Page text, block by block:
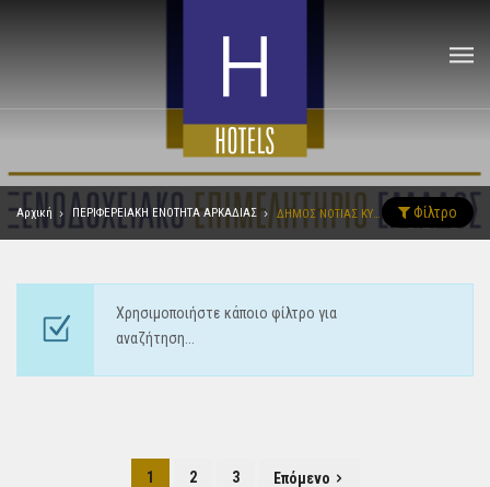
Αρχική ΠΕΡΙΦΕΡΕΙΑΚΗ ΕΝΟΤΗΤΑ ΑΡΚΑΔΙΑΣ Φίλτρο
Χρησιμοποιήστε κάποιο φίλτρο για
αναζήτηση...
1 2 3 Επόμενο